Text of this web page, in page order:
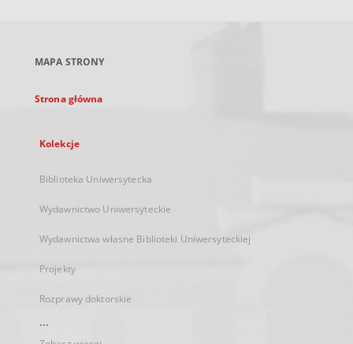
karcie
MAPA STRONY
Strona główna
Kolekcje
Biblioteka Uniwersytecka
Wydawnictwo Uniwersyteckie
Wydawnictwa własne Biblioteki Uniwersyteckiej
Projekty
Rozprawy doktorskie
...